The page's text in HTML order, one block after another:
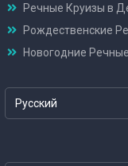
Речные Круизы в
Рождественские
Новогодние
Русский